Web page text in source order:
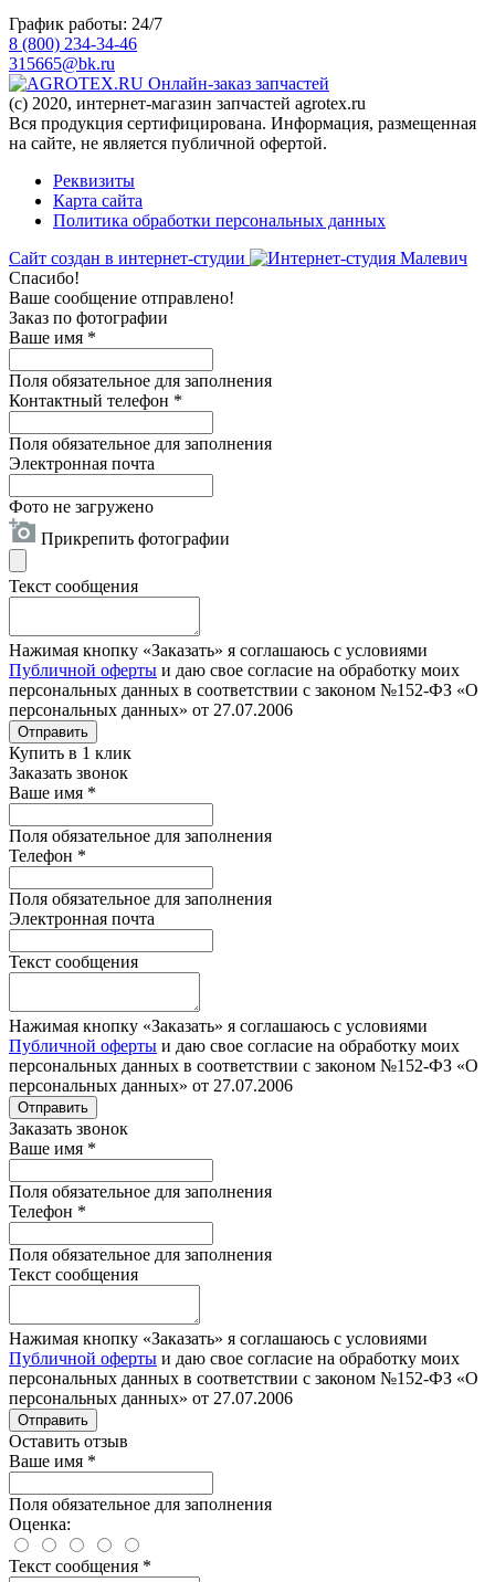
График работы: 24/7
8 (800) 234-34-46
315665@bk.ru
Онлайн-заказ запчастей
(c) 2020, интернет-магазин запчастей agrotex.ru
Вся продукция сертифицирована. Информация, размещенная
на сайте, не является публичной офертой.
Реквизиты
Карта сайта
Политика обработки персональных данных
Сайт создан в интернет-студии
Спасибо!
Ваше сообщение отправлено!
Заказ по фотографии
Ваше имя *
Поля обязательное для заполнения
Контактный телефон *
Поля обязательное для заполнения
Электронная почта
Фото не загружено
Прикрепить фотографии
Текст сообщения
Нажимая кнопку «Заказать» я соглашаюсь с условиями
Публичной оферты и даю свое согласие на обработку моих
персональных данных в соответствии с законом №152-ФЗ «О
персональных данных» от 27.07.2006
Отправить
Купить в 1 клик
Заказать звонок
Ваше имя *
Поля обязательное для заполнения
Телефон *
Поля обязательное для заполнения
Электронная почта
Текст сообщения
Нажимая кнопку «Заказать» я соглашаюсь с условиями
Публичной оферты и даю свое согласие на обработку моих
персональных данных в соответствии с законом №152-ФЗ «О
персональных данных» от 27.07.2006
Отправить
Заказать звонок
Ваше имя *
Поля обязательное для заполнения
Телефон *
Поля обязательное для заполнения
Текст сообщения
Нажимая кнопку «Заказать» я соглашаюсь с условиями
Публичной оферты и даю свое согласие на обработку моих
персональных данных в соответствии с законом №152-ФЗ «О
персональных данных» от 27.07.2006
Отправить
Оставить отзыв
Ваше имя *
Поля обязательное для заполнения
Оценка:
Текст сообщения *